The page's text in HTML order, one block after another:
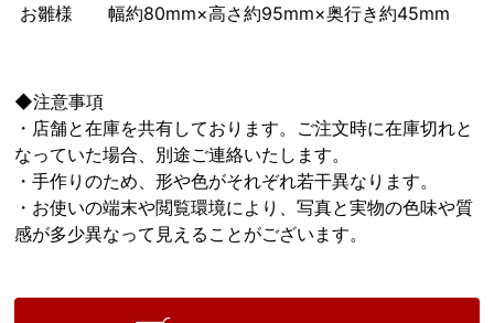
お雛様 幅約80mm×高さ約95mm×奥行き約45mm
◆注意事項
・店舗と在庫を共有しております。ご注文時に在庫切れと
なっていた場合、別途ご連絡いたします。
・手作りのため、形や色がそれぞれ若干異なります。
・お使いの端末や閲覧環境により、写真と実物の色味や質
感が多少異なって見えることがございます。